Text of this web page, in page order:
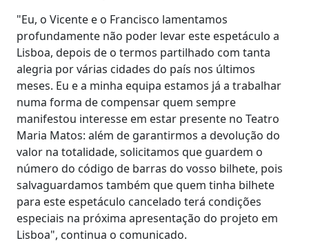
"Eu, o Vicente e o Francisco lamentamos
profundamente não poder levar este espetáculo a
Lisboa, depois de o termos partilhado com tanta
alegria por várias cidades do país nos últimos
meses. Eu e a minha equipa estamos já a trabalhar
numa forma de compensar quem sempre
manifestou interesse em estar presente no Teatro
Maria Matos: além de garantirmos a devolução do
valor na totalidade, solicitamos que guardem o
número do código de barras do vosso bilhete, pois
salvaguardamos também que quem tinha bilhete
para este espetáculo cancelado terá condições
especiais na próxima apresentação do projeto em
Lisboa", continua o comunicado.